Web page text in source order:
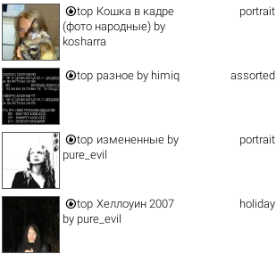
top Кошка в кадре
(фото народные)by
kosharra
portrait
top разное by himiq assorted
top измененные by
pure_evil
portrait
top Хеллоуин 2007
by pure_evil
holiday